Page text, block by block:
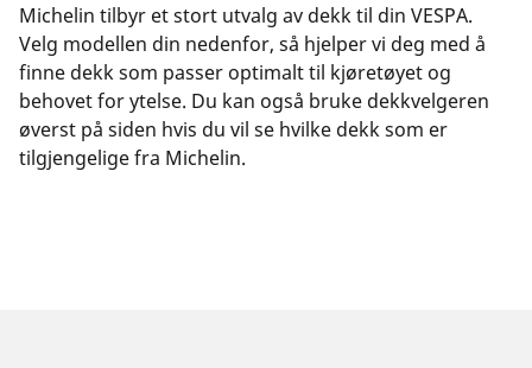
Michelin tilbyr et stort utvalg av dekk til din VESPA.
Velg modellen din nedenfor, så hjelper vi deg med å
finne dekk som passer optimalt til kjøretøyet og
behovet for ytelse. Du kan også bruke dekkvelgeren
øverst på siden hvis du vil se hvilke dekk som er
tilgjengelige fra Michelin.